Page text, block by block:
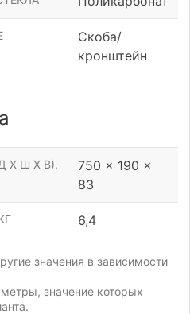
Скоба/
кронштейн
Х Ш Х В),
750 x 190 x
83
6,4
значения в зависимости
значение которых